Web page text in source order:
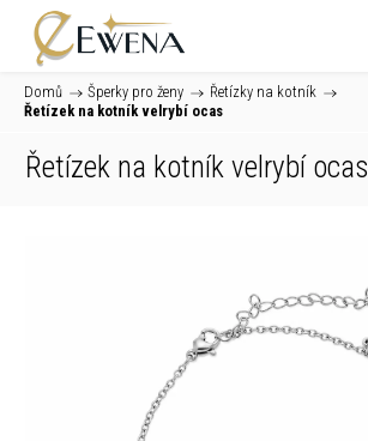
Domů / Šperky pro ženy / Řetízky na kotník /
Řetízek na kotník velrybí ocas
Řetízek na kotník velrybí ocas